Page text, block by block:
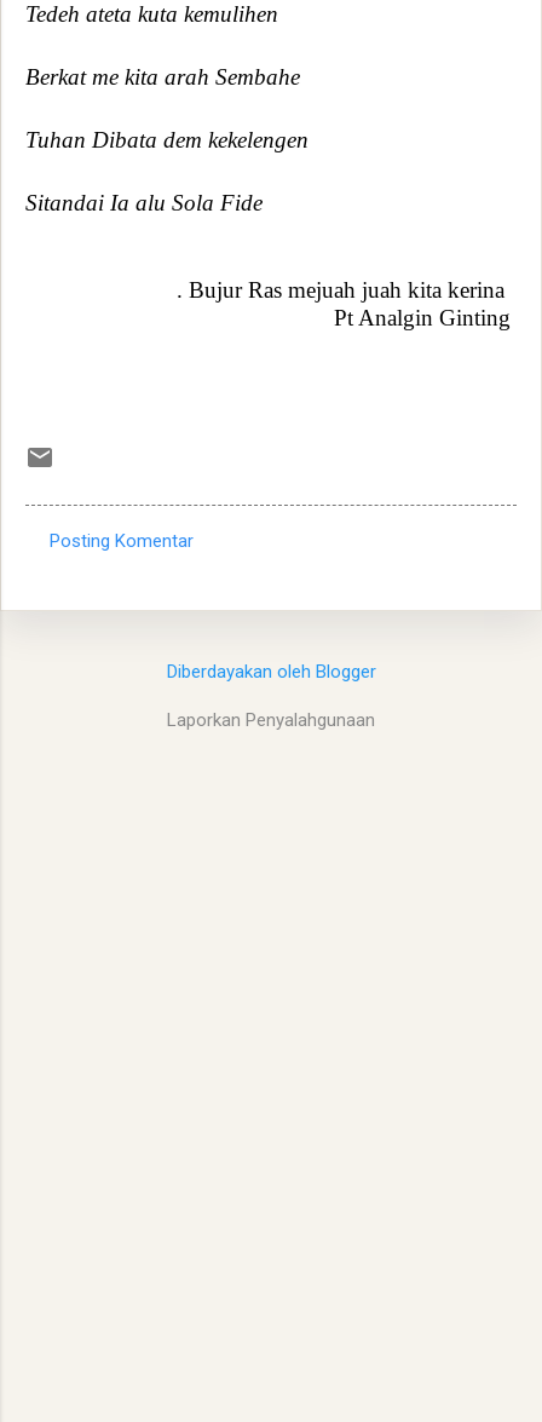
Tedeh ateta kuta kemulihen
Berkat me kita arah Sembahe
Tuhan Dibata dem kekelengen
Sitandai Ia alu Sola Fide
. Bujur Ras mejuah juah kita kerina
Pt Analgin Ginting
Posting Komentar
Diberdayakan oleh Blogger
Laporkan Penyalahgunaan